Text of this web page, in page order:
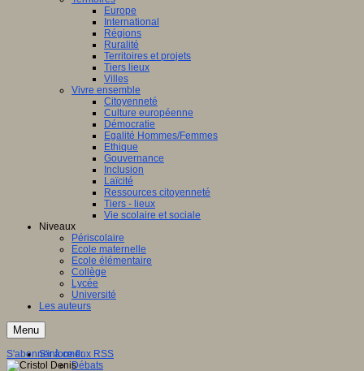
Europe
International
Régions
Ruralité
Territoires et projets
Tiers lieux
Villes
Vivre ensemble
Citoyenneté
Culture européenne
Démocratie
Egalité Hommes/Femmes
Ethique
Gouvernance
Inclusion
Laïcité
Ressources citoyenneté
Tiers - lieux
Vie scolaire et sociale
Niveaux
Périscolaire
Ecole maternelle
Ecole élémentaire
Collège
Lycée
Université
Les auteurs
Menu
S'informer
Débats
S'abonner à ce flux RSS